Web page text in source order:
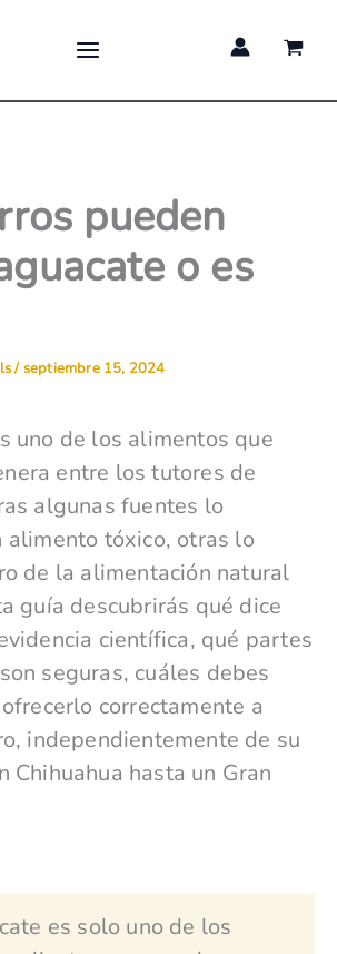
pueden
o es
/septiembre 15, 2024
uno de los alimentos que
entre los tutores de
algunas fuentes lo
alimento tóxico, otras lo
de la alimentación natural
guía descubrirás qué dice
científica, qué partes
seguras, cuáles debes
correctamente a
independientemente de su
Chihuahua hasta un Gran
es solo uno de los